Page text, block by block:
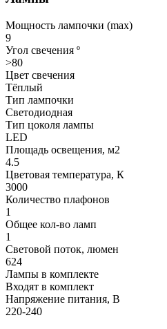
Мощность лампочки (max)
9
Угол свечения º
>80
Цвет свечения
Тёплый
Тип лампочки
Светодиодная
Тип цоколя лампы
LED
Площадь освещения, м2
4.5
Цветовая температура, К
3000
Количество плафонов
1
Общее кол-во ламп
1
Световой поток, люмен
624
Лампы в комплекте
Входят в комплект
Напряжение питания, В
220-240